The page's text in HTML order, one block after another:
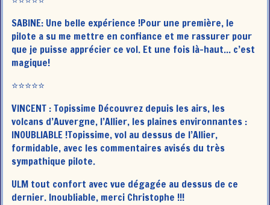
SABINE: Une belle expérience !Pour une première, le
pilote a su me mettre en confiance et me rassurer pour
que je puisse apprécier ce vol. Et une fois là-haut... c’est
magique!
⭐️⭐️⭐️⭐️⭐️
VINCENT :Topissime Découvrez depuis les airs, les
volcans d’Auvergne, l’Allier, les plaines environnantes :
INOUBLIABLE !Topissime, vol au dessus de l’Allier,
formidable, avec les commentaires avisés du très
sympathique pilote.
ULM tout confort avec vue dégagée au dessus de ce
dernier. Inoubliable, merci Christophe !!!